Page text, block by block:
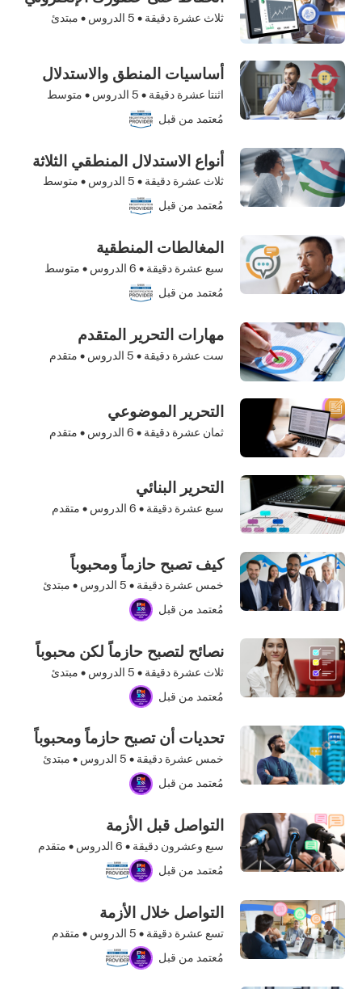
ثلاث عشرة دقيقة • 5 الدروس • مبتدئ
أساسيات المنطق والاستدلال
اثنتا عشرة دقيقة • 5 الدروس • متوسط
مُعتمد من قبل
أنواع الاستدلال المنطقي الثلاثة
ثلاث عشرة دقيقة • 5 الدروس • متوسط
مُعتمد من قبل
المغالطات المنطقية
سبع عشرة دقيقة • 6 الدروس • متوسط
مُعتمد من قبل
مهارات التحرير المتقدم
ست عشرة دقيقة • 5 الدروس • متقدم
التحرير الموضوعي
ثمان عشرة دقيقة • 6 الدروس • متقدم
التحرير البنائي
سبع عشرة دقيقة • 6 الدروس • متقدم
كيف تصبح حازماً ومحبوباً
خمس عشرة دقيقة • 5 الدروس • مبتدئ
مُعتمد من قبل
نصائح لتصبح حازماً لكن محبوباً
ثلاث عشرة دقيقة • 5 الدروس • مبتدئ
مُعتمد من قبل
تحديات أن تصبح حازماً ومحبوباً
خمس عشرة دقيقة • 5 الدروس • مبتدئ
مُعتمد من قبل
التواصل قبل الأزمة
سبع وعشرون دقيقة • 6 الدروس • متقدم
مُعتمد من قبل
التواصل خلال الأزمة
تسع عشرة دقيقة • 5 الدروس • متقدم
مُعتمد من قبل